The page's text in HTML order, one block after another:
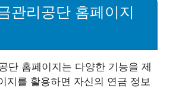
관리공단 홈페이지
단 홈페이지는 다양한 기능을 제
지를 활용하면 자신의 연금 정보